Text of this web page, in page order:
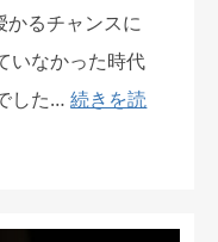
かるチャンスに
いなかった時代
した…続きを読